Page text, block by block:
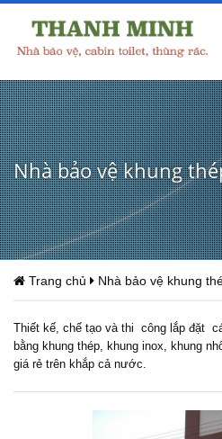
Nhà bảo vệ khung
Trang chủ Nhà bảo vệ khung
Thiết kế, chế tạo và thi công lắp đặt
bằng khung thép, khung inox, khung
giá rẻ trên khắp cả nước.